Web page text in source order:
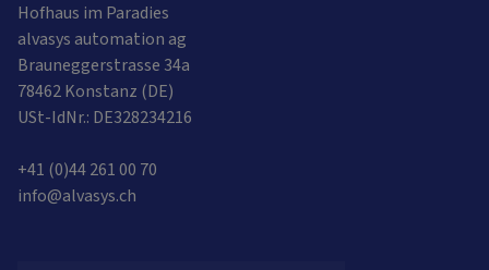
Hofhaus im Paradies
alvasys automation ag
Brauneggerstrasse 34a
78462 Konstanz (DE)
USt-IdNr.: DE328234216
+41 (0)44 261 00 70
info@alvasys.ch